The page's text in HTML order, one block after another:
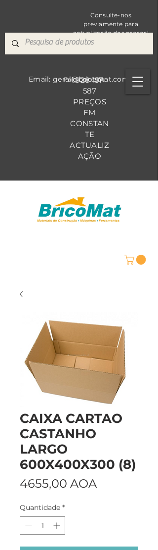
Consulte-nos
previamente para
actualização dos preços!
928 157
587
PREÇOS
EM
CONSTAN
TE
ACTUALIZ
AÇÃO
Fale Conosco
Email: geral@bricomat.com
CAIXA CARTAO
CASTANHO
LARGO
600X400X300 (8)
4655,00 AOA
Quantidade *